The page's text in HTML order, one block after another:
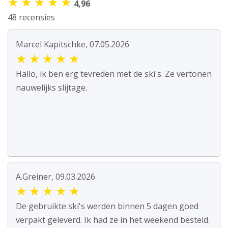
4,96
48 recensies
Marcel Kapitschke, 07.05.2026
★ ★ ★ ★ ★
Hallo, ik ben erg tevreden met de ski's. Ze vertonen
nauwelijks slijtage.
A.Greiner, 09.03.2026
★ ★ ★ ★ ★
De gebruikte ski's werden binnen 5 dagen goed
verpakt geleverd. Ik had ze in het weekend besteld.